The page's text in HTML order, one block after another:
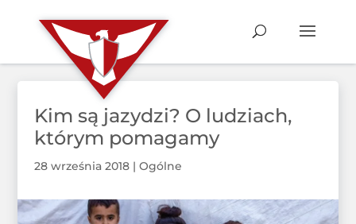
Kim są jazydzi? O ludziach,
którym pomagamy
28 września 2018| Ogólne